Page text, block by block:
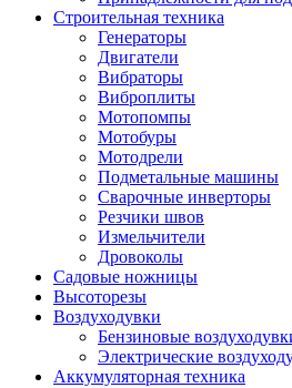
Строительная техника
Генераторы
Двигатели
Вибраторы
Виброплиты
Мотопомпы
Мотобуры
Мотодрели
Подметальные машины
Сварочные инверторы
Резчики швов
Измельчители
Дровоколы
Садовые ножницы
Высоторезы
Воздуходувки
Бензиновые
Электрические
Аккумуляторная техника